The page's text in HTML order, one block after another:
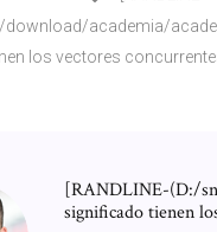
download/academia/
los vectores
[RANDLINE-(D:/
significado tienen